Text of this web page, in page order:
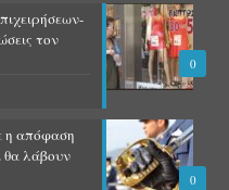
0
τον
0
η απόφαση
θα λάβουν